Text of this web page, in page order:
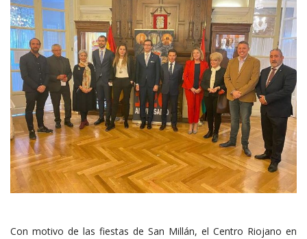
Con motivo de las fiestas de San Millán, el Centro Riojano en